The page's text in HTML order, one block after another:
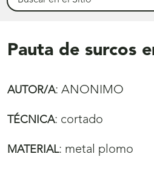
Pauta de surcos
AUTOR/A: ANONIMO
TÉCNICA: cortado
MATERIAL: metal plomo